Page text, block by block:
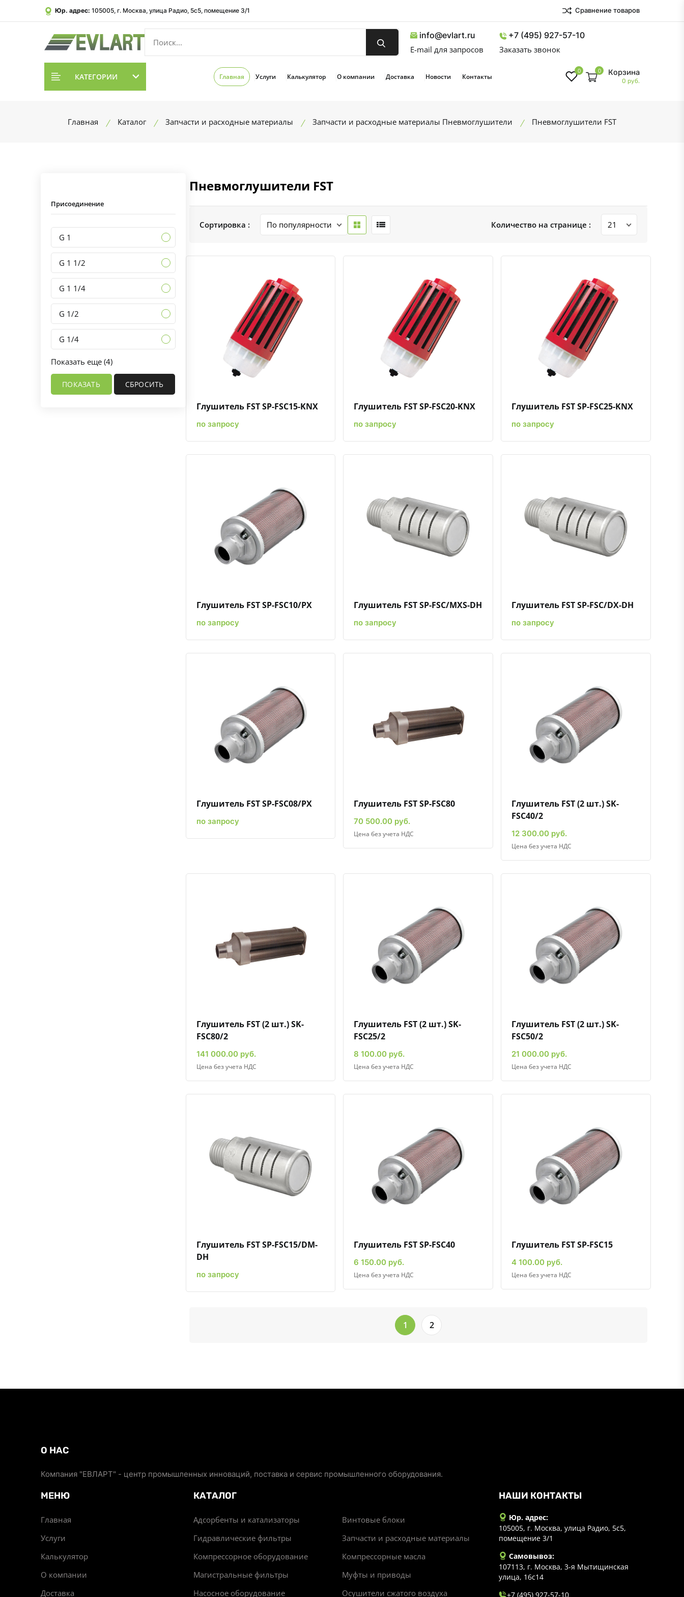
Юр. адрес: 105005, г. Москва, улица Радио, 5с5, помещение 3/1 Сравнение товаров
info@evlart.ru
E-mail для запросов
+7 (495) 927-57-10
Заказать звонок
КАТЕГОРИИ Главная Услуги Калькулятор О компании Доставка Новости Контакты
0 0 Корзина
0 руб.
Главная Каталог Запчасти и расходные материалы Запчасти и расходные материалы Пневмоглушители Пневмоглушители FST
Присоединение
G 1
G 1 1/2
G 1 1/4
G 1/2
G 1/4
Показать еще (4)
Пневмоглушители FST
Сортировка : Количество на странице :
Быстрый просмотрДобавить к сравнению
Глушитель FST SP-FSC15-KNX
по запросу
Быстрый просмотрДобавить к сравнению
Глушитель FST SP-FSC20-KNX
по запросу
Быстрый просмотрДобавить к сравнению
Глушитель FST SP-FSC25-KNX
по запросу
Быстрый просмотрДобавить к сравнению
Глушитель FST SP-FSC10/PX
по запросу
Быстрый просмотрДобавить к сравнению
Добавить в избранное
Глушитель FST SP-FSC/MXS-DH
по запросу
Быстрый просмотрДобавить к сравнению
Добавить в избранное
Глушитель FST SP-FSC/DX-DH
по запросу
Быстрый просмотрДобавить к сравнению
Глушитель FST SP-FSC08/PX
по запросу
Быстрый просмотр
Глушитель FST SP-FSC80
70 500.00 руб.
Цена без учета НДС
Быстрый просмотрДобавить к сравнению
Глушитель FST (2 шт.) SK-
FSC40/2
12 300.00 руб.
Цена без учета НДС
Быстрый просмотр
Глушитель FST (2 шт.) SK-
FSC80/2
141 000.00 руб.
Цена без учета НДС
Быстрый просмотрДобавить к сравнению
Глушитель FST (2 шт.) SK-
FSC25/2
8 100.00 руб.
Цена без учета НДС
Быстрый просмотрДобавить к сравнению
Глушитель FST (2 шт.) SK-
FSC50/2
21 000.00 руб.
Цена без учета НДС
Быстрый просмотрДобавить к сравнению
Добавить в избранное
Глушитель FST SP-FSC15/DM-
DH
по запросу
Быстрый просмотрДобавить к сравнению
Глушитель FST SP-FSC40
6 150.00 руб.
Цена без учета НДС
Быстрый просмотрДобавить к сравнению
Глушитель FST SP-FSC15
4 100.00 руб.
Цена без учета НДС
1 2
О НАС
Компания "ЕВЛАРТ" - центр промышленных инноваций, поставка и сервис промышленного оборудования.
МЕНЮ
Главная
Услуги
Калькулятор
О компании
Доставка
КАТАЛОГ
Адсорбенты и катализаторы
Винтовые блоки
Гидравлические фильтры
Запчасти и расходные материалы
Компрессорное оборудование
Компрессорные масла
Магистральные фильтры
Муфты и приводы
Насосное оборудование
Осушители сжатого воздуха
НАШИ КОНТАКТЫ
Юр. адрес:
105005, г. Москва, улица Радио, 5с5,
помещение 3/1
Самовывоз:
107113, г. Москва, 3-я Мытищинская
улица, 16с14
+7 (495) 927-57-10